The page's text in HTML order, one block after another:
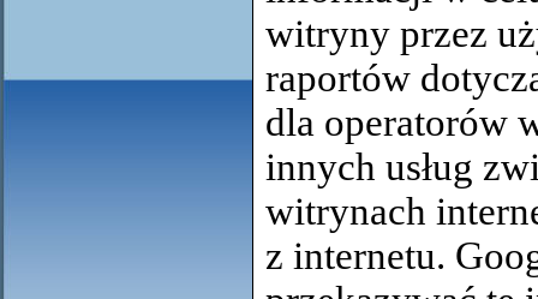
witryny przez
raportów
dla operatorów
innych usług
witrynach
z internetu.